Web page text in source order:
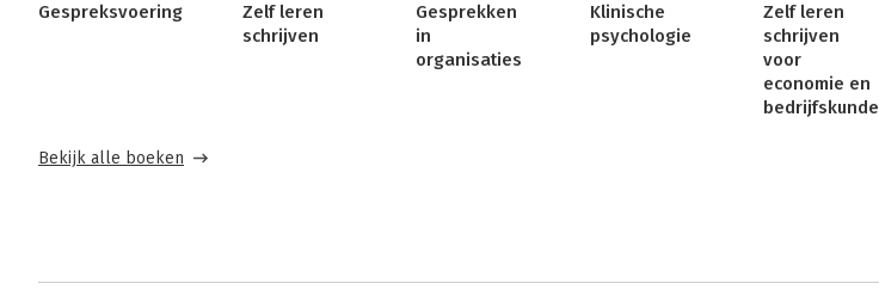
Gespreksvoering
Zelf leren
schrijven
Gesprekken
in
organisaties
Klinische
psychologie
Zelf leren
schrijven
voor
economie en
bedrijfskunde
Bekijk alle boeken